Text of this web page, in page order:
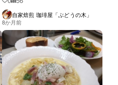
自家焙煎 珈琲屋「ぶどうの木」
8か月前